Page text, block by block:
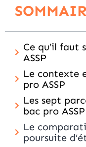
Ce qu’il faut
ASSP
Le contexte
pro ASSP
Les sept
bac pro ASSP
Le
poursuite